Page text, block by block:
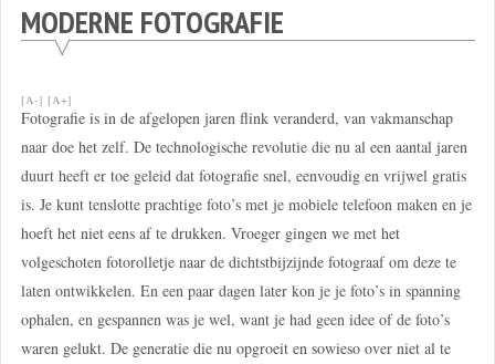
Hilders
MODERNE FOTOGRAFIE
[A-] [A+]
Fotografie is in de afgelopen jaren flink veranderd, van vakmanschap
naar doe het zelf. De technologische revolutie die nu al een aantal jaren
duurt heeft er toe geleid dat fotografie snel, eenvoudig en vrijwel gratis
is. Je kunt tenslotte prachtige foto’s met je mobiele telefoon maken en je
hoeft het niet eens af te drukken. Vroeger gingen we met het
volgeschoten fotorolletje naar de dichtstbijzijnde fotograaf om deze te
laten ontwikkelen. En een paar dagen later kon je je foto’s in spanning
ophalen, en gespannen was je wel, want je had geen idee of de foto’s
waren gelukt. De generatie die nu opgroeit en sowieso over niet al te